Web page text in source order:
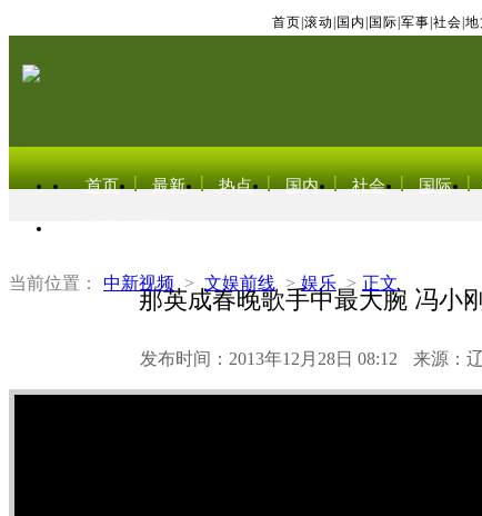
首页 滚动 国内 国际 军事 社会 地
首页 最新 热点 国内 社会 国际
当前位置： 中新视频 > 文娱前线 > 娱乐 > 正文
那英成春晚歌手中最大腕 冯小
发布时间：2013年12月28日 08:12 来源：